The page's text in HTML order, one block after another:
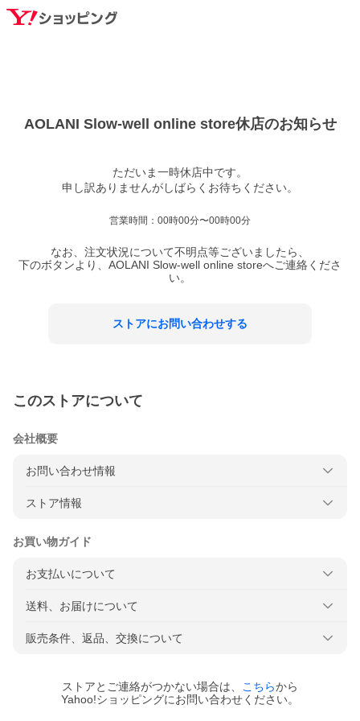
AOLANI Slow-well online store休店のお知らせ
ただいま一時休店中です。
営業時間： 00時00分〜00時00分
なお、注文状況について不明点等ございましたら、
下のボタンより、 AOLANI Slow-well online storeへご連絡くださ
い。
ストアにお問い合わせする
このストアについて
会社概要
お問い合わせ情報
ストア情報
お買い物ガイド
お支払いについて
送料、お届けについて
販売条件、返品、交換について
ストアとご連絡がつかない場合は、 こちらから
Yahoo!ショッピングにお問い合わせください。